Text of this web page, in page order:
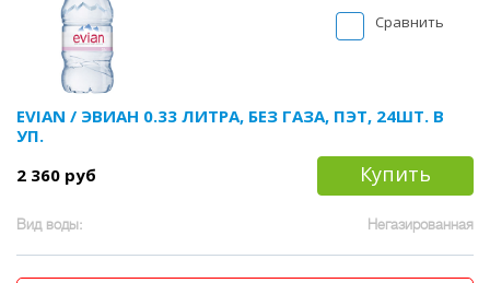
Сравнить
EVIAN / ЭВИАН 0.33 ЛИТРА, БЕЗ ГАЗА, ПЭТ, 24ШТ. В
УП.
2 360 руб
Купить
Вид воды: Негазированная